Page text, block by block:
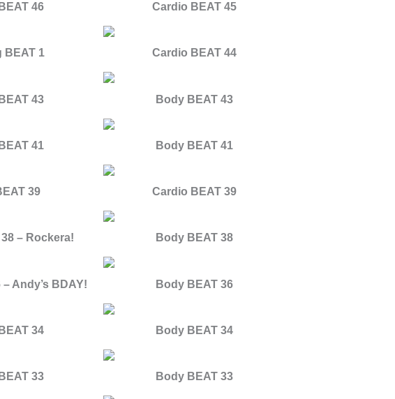
46 Cardio BEAT 45
BEAT 1 Cardio BEAT 44
43 Body BEAT 43
41 Body BEAT 41
39 Cardio BEAT 39
– Rockera! Body BEAT 38
Andy’s BDAY! Body BEAT 36
34 Body BEAT 34
33 Body BEAT 33